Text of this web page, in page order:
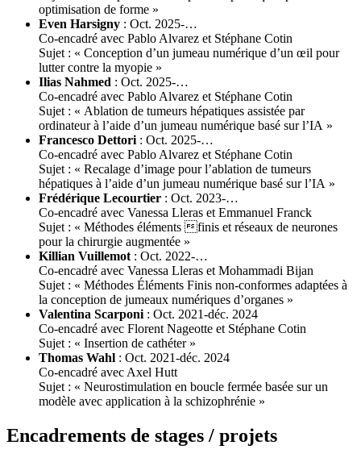
optimisation de forme »
Even Harsigny : Oct. 2025-…
Co-encadré avec Pablo Alvarez et Stéphane Cotin
Sujet : « Conception d’un jumeau numérique d’un œil pour
lutter contre la myopie »
Ilias Nahmed : Oct. 2025-…
Co-encadré avec Pablo Alvarez et Stéphane Cotin
Sujet : « Ablation de tumeurs hépatiques assistée par
ordinateur à l’aide d’un jumeau numérique basé sur l’IA »
Francesco Dettori: Oct. 2025-…
Co-encadré avec Pablo Alvarez et Stéphane Cotin
Sujet : « Recalage d’image pour l’ablation de tumeurs
hépatiques à l’aide d’un jumeau numérique basé sur l’IA »
Frédérique Lecourtier : Oct. 2023-…
Co-encadré avec Vanessa Lleras et Emmanuel Franck
Sujet : « Méthodes éléments finis et réseaux de neurones
pour la chirurgie augmentée »
Killian Vuillemot: Oct. 2022-…
Co-encadré avec Vanessa Lleras et Mohammadi Bijan
Sujet : « Méthodes Éléments Finis non-conformes adaptées à
la conception de jumeaux numériques d’organes »
Valentina Scarponi: Oct. 2021-déc. 2024
Co-encadré avec Florent Nageotte et Stéphane Cotin
Sujet : « Insertion de cathéter »
Thomas Wahl : Oct. 2021-déc. 2024
Co-encadré avec Axel Hutt
Sujet : « Neurostimulation en boucle fermée basée sur un
modèle avec application à la schizophrénie »
Encadrements de stages / projets